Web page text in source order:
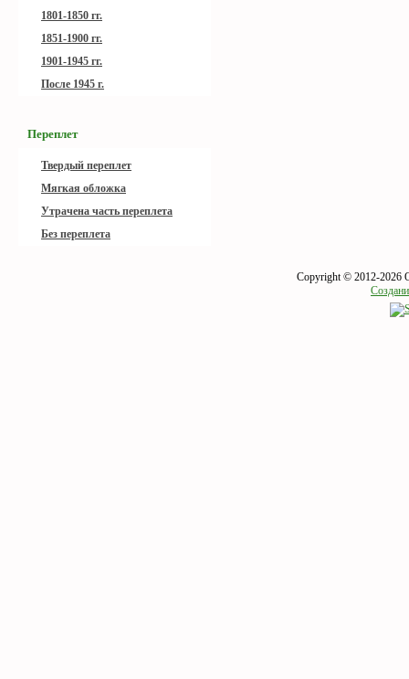
1801-1850 гг.
1851-1900 гг.
1901-1945 гг.
После 1945 г.
Переплет
Твердый переплет
Мягкая обложка
Утрачена часть переплета
Без переплета
Copyright © 2012-2026